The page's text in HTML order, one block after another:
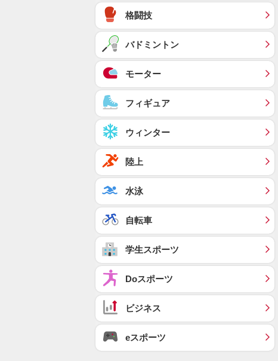
格闘技
バドミントン
モーター
フィギュア
ウィンター
陸上
水泳
自転車
学生スポーツ
Doスポーツ
ビジネス
eスポーツ